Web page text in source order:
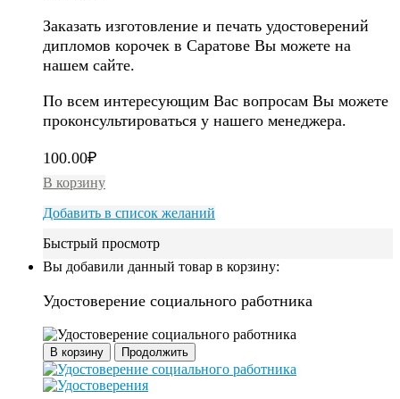
Заказать изготовление и печать удостоверений
дипломов корочек в Саратове Вы можете на
нашем сайте.
По всем интересующим Вас вопросам Вы можете
проконсультироваться у нашего менеджера.
100.00₽
В корзину
Добавить в список желаний
Быстрый просмотр
Вы добавили данный товар в корзину:
Удостоверение социального работника
В корзину Продолжить